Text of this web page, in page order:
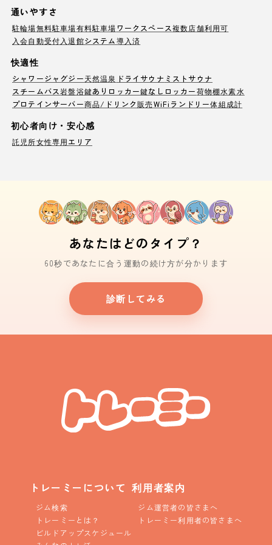
通いやすさ
駐輪場無料駐車場有料駐車場ワークスペース複数店舗利用可
入会自動受付 入退館システム導入済
快適性
シャワージャグジー天然温泉 ドライサウナ ミストサウナ
スチームバス岩盤浴鍵ありロッカー鍵なしロッカー荷物棚水素水
プロテインサーバー商品/ドリンク販売WiFi ランドリー体組成計
初心者向け・安心感
託児所女性専用エリア
あなたはどのタイプ？
60秒であなたに合う運動の続け方が分かります
診断してみる
トレーミーについて
ジム検索
トレーミーとは？
ビルドアップスケジュール
利用者案内
ジム運営者の皆さまへ
トレーミー利用者の皆さまへ